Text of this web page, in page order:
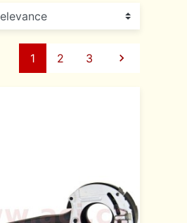
1 2 3 Next
